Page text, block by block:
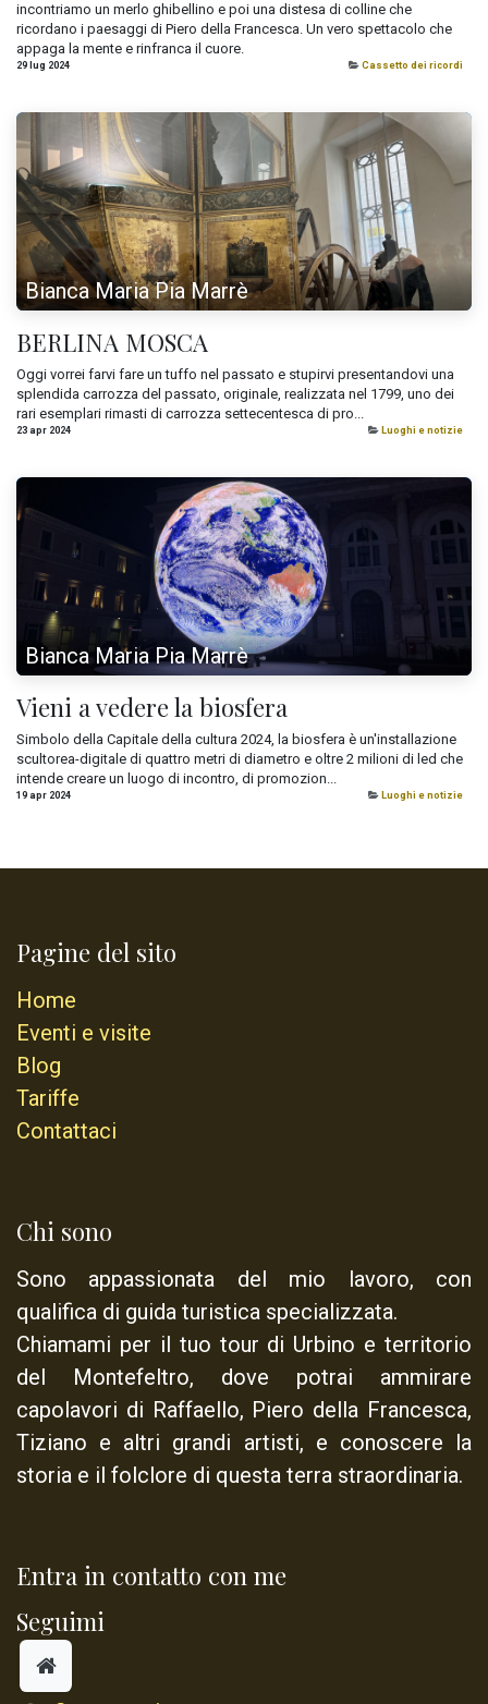
incontriamo un merlo ghibellino e poi una distesa di colline che
ricordano i paesaggi di Piero della Francesca. Un vero spettacolo che
appaga la mente e rinfranca il cuore.
29 lug 2024 Cassetto dei ricordi
Bianca Maria Pia Marrè
BERLINA MOSCA
Oggi vorrei farvi fare un tuffo nel passato e stupirvi presentandovi una
splendida carrozza del passato, originale, realizzata nel 1799, uno dei
rari esemplari rimasti di carrozza settecentesca di pro...
23 apr 2024 Luoghi e notizie
Bianca Maria Pia Marrè
Vieni a vedere la biosfera
Simbolo della Capitale della cultura 2024, la biosfera è un'installazione
scultorea-digitale di quattro metri di diametro e oltre 2 milioni di led che
intende creare un luogo di incontro, di promozion...
19 apr 2024 Luoghi e notizie
Pagine del sito
Home
Eventi e visite
Blog
Tariffe
Contattaci
Chi sono
Sono appassionata del mio lavoro, con
qualifica di guida turistica specializzata.
Chiamami per il tuo tour di Urbino e territorio
del Montefeltro, dove potrai ammirare
capolavori di Raffaello, Piero della Francesca,
Tiziano e altri grandi artisti, e conoscere la
storia e il folclore di questa terra straordinaria.
Entra in contatto con me
Seguimi